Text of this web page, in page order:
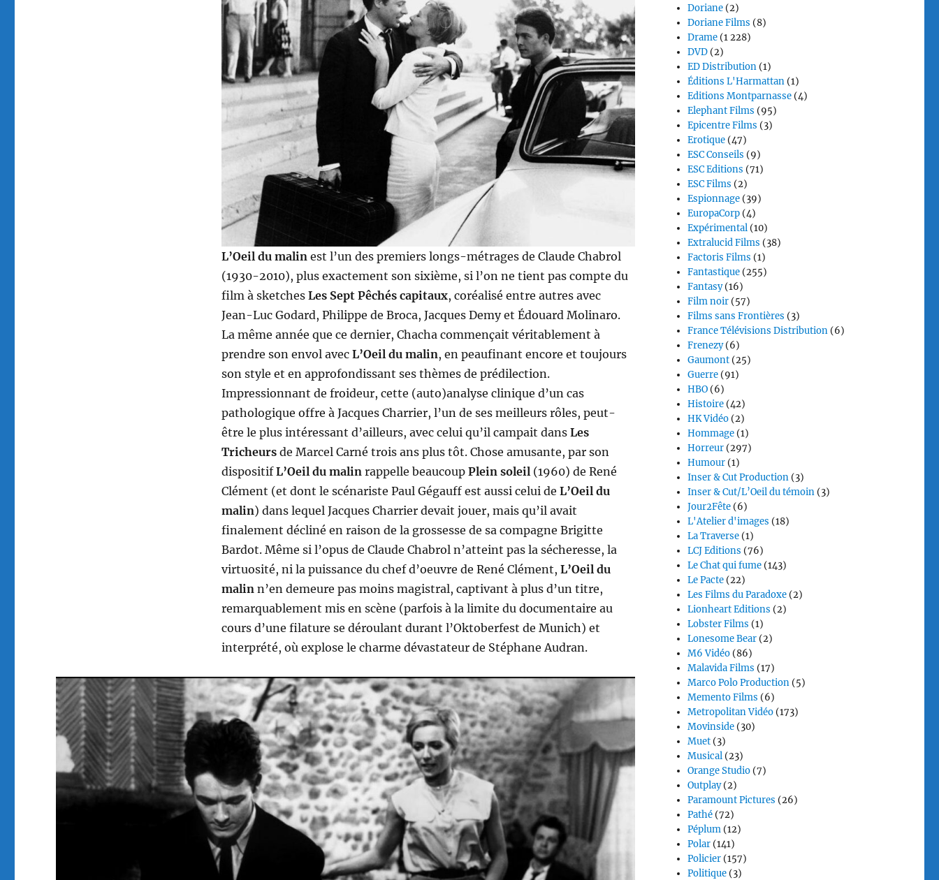
L’Oeil du malin est l’un des premiers longs-métrages de Claude Chabrol
(1930-2010), plus exactement son sixième, si l’on ne tient pas compte du
film à sketches Les Sept Pêchés capitaux, coréalisé entre autres avec
Jean-Luc Godard, Philippe de Broca, Jacques Demy et Édouard Molinaro.
La même année que ce dernier, Chacha commençait véritablement à
prendre son envol avec L’Oeil du malin, en peaufinant encore et toujours
son style et en approfondissant ses thèmes de prédilection.
Impressionnant de froideur, cette (auto)analyse clinique d’un cas
pathologique offre à Jacques Charrier, l’un de ses meilleurs rôles, peut-
être le plus intéressant d’ailleurs, avec celui qu’il campait dans Les
Tricheursde Marcel Carné trois ans plus tôt. Chose amusante, par son
dispositifL’Oeil du malinrappelle beaucoup Plein soleil(1960) de René
Clément (et dont le scénariste Paul Gégauff est aussi celui de L’Oeil du
malin) dans lequel Jacques Charrier devait jouer, mais qu’il avait
finalement décliné en raison de la grossesse de sa compagne Brigitte
Bardot. Même si l’opus de Claude Chabrol n’atteint pas la sécheresse, la
virtuosité, ni la puissance du chef d’oeuvre de René Clément, L’Oeil du
malin n’en demeure pas moins magistral, captivant à plus d’un titre,
remarquablement mis en scène (parfois à la limite du documentaire au
cours d’une filature se déroulant durant l’Oktoberfest de Munich) et
interprété, où explose le charme dévastateur de Stéphane Audran.
Doriane (2)
Doriane Films (8)
Drame (1 228)
DVD (2)
ED Distribution (1)
Éditions L'Harmattan (1)
Editions Montparnasse (4)
Elephant Films (95)
Epicentre Films (3)
Erotique (47)
ESC Conseils (9)
ESC Editions (71)
ESC Films (2)
Espionnage (39)
EuropaCorp (4)
Expérimental (10)
Extralucid Films (38)
Factoris Films (1)
Fantastique (255)
Fantasy(16)
Film noir (57)
Films sans Frontières (3)
France Télévisions Distribution (6)
Frenezy(6)
Gaumont (25)
Guerre (91)
HBO (6)
Histoire (42)
HK Vidéo (2)
Hommage (1)
Horreur (297)
Humour (1)
Inser & Cut Production (3)
Inser & Cut/L’Oeil du témoin (3)
Jour2Fête (6)
L'Atelier d'images (18)
La Traverse (1)
LCJ Editions (76)
Le Chat qui fume (143)
Le Pacte (22)
Les Films du Paradoxe (2)
Lionheart Editions (2)
Lobster Films (1)
Lonesome Bear (2)
M6 Vidéo (86)
Malavida Films (17)
Marco Polo Production (5)
Memento Films (6)
Metropolitan Vidéo (173)
Movinside (30)
Muet (3)
Musical (23)
Orange Studio (7)
Outplay(2)
Paramount Pictures (26)
Pathé (72)
Péplum (12)
Polar (141)
Policier (157)
Politique (3)